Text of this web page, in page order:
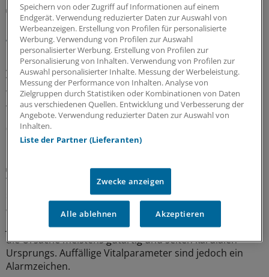
Risiko einschätzen und Lebensstil ändern
Diabetes und Vorhofflimmern: Das hilft gegen die
gefährliche Kombi
Ein Diabetes schlägt auf Nerven, Nieren, Gefäße und
Augen. Dass er auch Herzrhythmusstörungen und
Vorhofflimmern begünstigen kann, ist weniger bekannt.
Wie Sie Ihre Patientinnen und Patienten bestmöglich
versorgen.
06.08.2026
Gefahr meistens überschätzt
Thoraxschmerzen bei Kindern haben laut Analyse
selten kardiale Ursachen
Wird der Rettungsdienst gerufen, weil ein Kind oder ein
Jugendlicher plötzlich unter Thoraxschmerzen leidet, ist
die Ursache meistens gutartig und selten kardialen
Ursprungs. Auffällige Vitalparameter sind jedoch ein
Alarmzeichen.
Speichern von oder Zugriff auf Informationen auf einem
Endgerät. Verwendung reduzierter Daten zur Auswahl von
Werbeanzeigen. Erstellung von Profilen für personalisierte
Werbung. Verwendung von Profilen zur Auswahl
personalisierter Werbung. Erstellung von Profilen zur
Personalisierung von Inhalten. Verwendung von Profilen zur
Auswahl personalisierter Inhalte. Messung der Werbeleistung.
Messung der Performance von Inhalten. Analyse von
Zielgruppen durch Statistiken oder Kombinationen von Daten
aus verschiedenen Quellen. Entwicklung und Verbesserung der
Angebote. Verwendung reduzierter Daten zur Auswahl von
Inhalten.
Liste der Partner (Lieferanten)
Zwecke anzeigen
Alle ablehnen Akzeptieren